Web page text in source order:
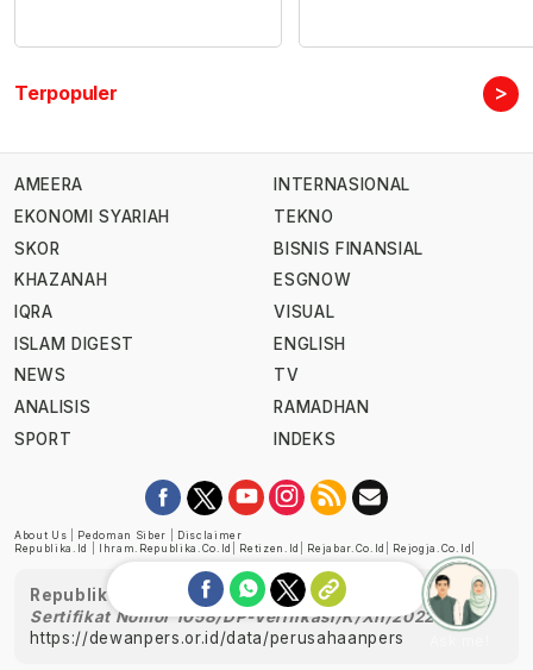
Terpopuler >
AMEERA
EKONOMI SYARIAH
SKOR
KHAZANAH
IQRA
ISLAM DIGEST
NEWS
ANALISIS
SPORT
INTERNASIONAL
TEKNO
BISNIS FINANSIAL
ESGNOW
VISUAL
ENGLISH
TV
RAMADHAN
INDEKS
About Us Pedoman Siber
Disclaimer
Republika.id
Ihram.republika.co.id Retizen.id Rejabar.co.id Rejogja.co.id
Republika telah diverifikasi oleh Dewan Pers
Sertifikat Nomor 1058/DP-Verifikasi/K/XII/2022
https://dewanpers.or.id/data/perusahaanpers